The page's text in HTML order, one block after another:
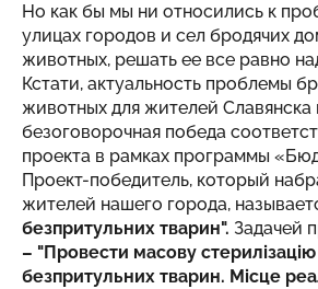
Но как бы мы ни относились к
улицах городов и сел бродячих
животных, решать ее все равно
Кстати, актуальность проблемы
животных для жителей Славянска
безоговорочная победа
проекта в рамках программы
Проект-победитель, который
жителей нашего города,
безпритульних тварин". Задачей
– "Провести масову стерилізацію
безпритульних тварин. Місце